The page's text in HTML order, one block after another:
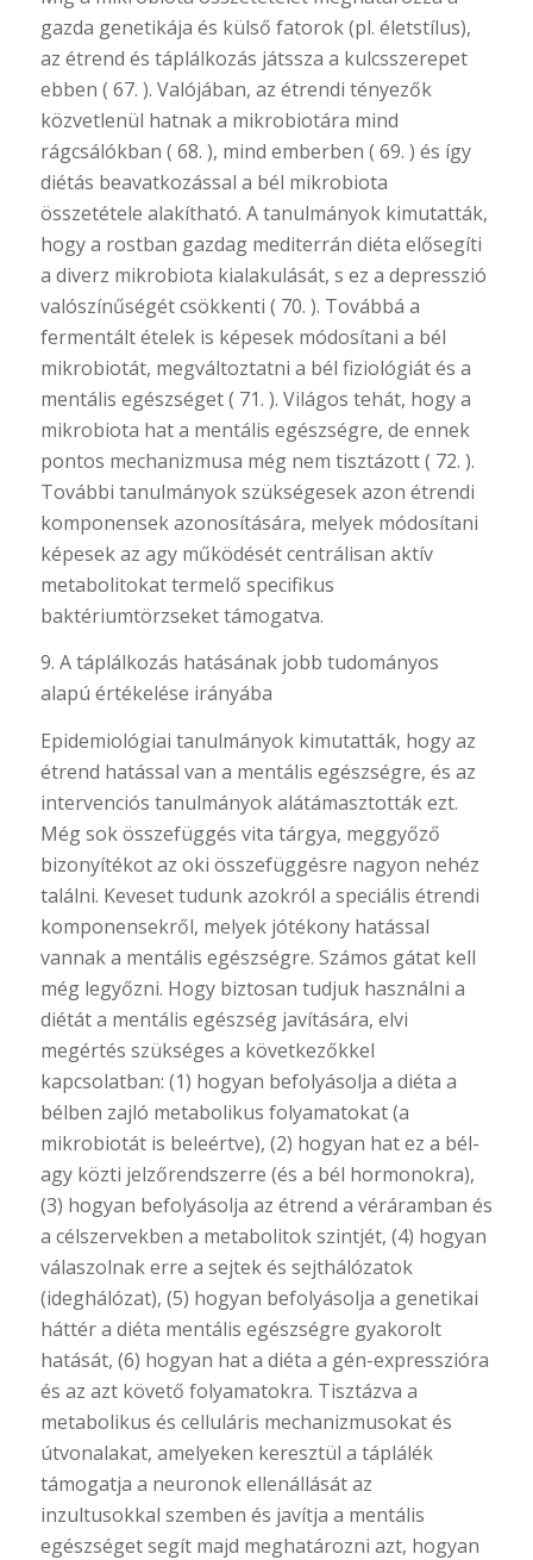
gazda genetikája és külső fatorok (pl. életstílus),
az étrend és táplálkozás játssza a kulcsszerepet
ebben ( 67. ). Valójában, az étrendi tényezők
közvetlenül hatnak a mikrobiotára mind
rágcsálókban ( 68. ), mind emberben ( 69. ) és így
diétás beavatkozással a bél mikrobiota
összetétele alakítható. A tanulmányok kimutatták,
hogy a rostban gazdag mediterrán diéta elősegíti
a diverz mikrobiota kialakulását, s ez a depresszió
valószínűségét csökkenti ( 70. ). Továbbá a
fermentált ételek is képesek módosítani a bél
mikrobiotát, megváltoztatni a bél fiziológiát és a
mentális egészséget ( 71. ). Világos tehát, hogy a
mikrobiota hat a mentális egészségre, de ennek
pontos mechanizmusa még nem tisztázott ( 72. ).
További tanulmányok szükségesek azon étrendi
komponensek azonosítására, melyek módosítani
képesek az agy működését centrálisan aktív
metabolitokat termelő specifikus
baktériumtörzseket támogatva.
9. A táplálkozás hatásának jobb tudományos
alapú értékelése irányába
Epidemiológiai tanulmányok kimutatták, hogy az
étrend hatással van a mentális egészségre, és az
intervenciós tanulmányok alátámasztották ezt.
Még sok összefüggés vita tárgya, meggyőző
bizonyítékot az oki összefüggésre nagyon nehéz
találni. Keveset tudunk azokról a speciális étrendi
komponensekről, melyek jótékony hatással
vannak a mentális egészségre. Számos gátat kell
még legyőzni. Hogy biztosan tudjuk használni a
diétát a mentális egészség javítására, elvi
megértés szükséges a következőkkel
kapcsolatban: (1) hogyan befolyásolja a diéta a
bélben zajló metabolikus folyamatokat (a
mikrobiotát is beleértve), (2) hogyan hat ez a bél-
agy közti jelzőrendszerre (és a bél hormonokra),
(3) hogyan befolyásolja az étrend a véráramban és
a célszervekben a metabolitok szintjét, (4) hogyan
válaszolnak erre a sejtek és sejthálózatok
(ideghálózat), (5) hogyan befolyásolja a genetikai
háttér a diéta mentális egészségre gyakorolt
hatását, (6) hogyan hat a diéta a gén-expresszióra
és az azt követő folyamatokra. Tisztázva a
metabolikus és celluláris mechanizmusokat és
útvonalakat, amelyeken keresztül a táplálék
támogatja a neuronok ellenállását az
inzultusokkal szemben és javítja a mentális
egészséget segít majd meghatározni azt, hogyan